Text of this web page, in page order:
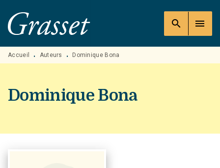
MENU RECHERCHE
PIED DE PAGE
search menu
Accueil • Auteurs • Dominique Bona
Dominique Bona